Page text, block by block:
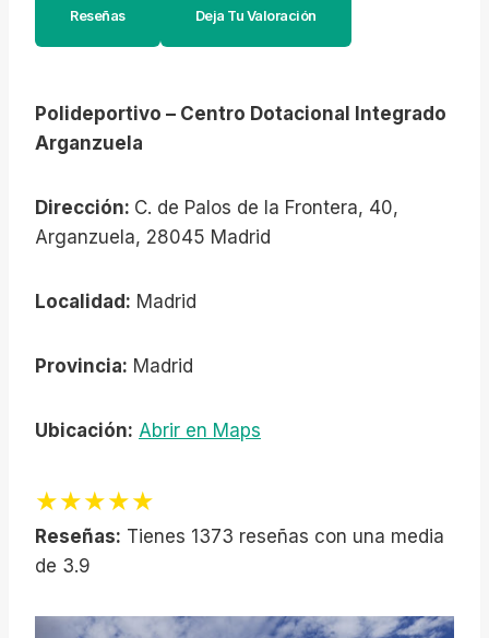
Reseñas Deja Tu Valoración
Polideportivo – Centro Dotacional Integrado
Arganzuela
Dirección: C. de Palos de la Frontera, 40,
Arganzuela, 28045 Madrid
Localidad: Madrid
Provincia: Madrid
Ubicación: Abrir en Maps
★★★★★
Reseñas: Tienes 1373 reseñas con una media
de 3.9